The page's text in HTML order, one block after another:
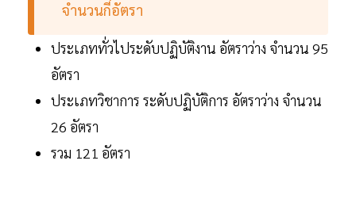
จำนวนกี่อัตรา
ประเภททั่วไประดับปฏิบัติงาน อัตราว่าง จำนวน 95
อัตรา
ประเภทวิชาการ ระดับปฏิบัติการ อัตราว่าง จำนวน
26 อัตรา
รวม 121 อัตรา